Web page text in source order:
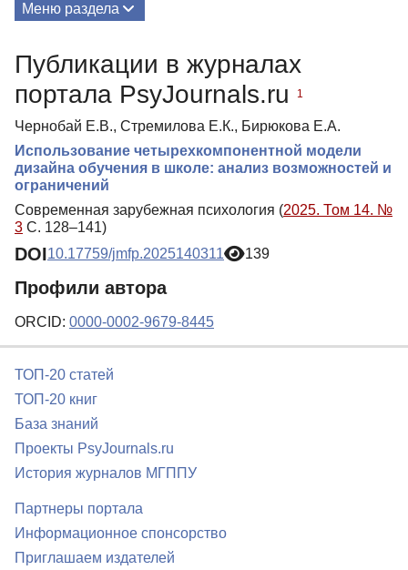
Меню раздела
Публикации в журналах
портала PsyJournals.ru
1
Чернобай Е.В., Стремилова Е.К., Бирюкова Е.А.
Использование четырехкомпонентной модели
дизайна обучения в школе: анализ возможностей и
ограничений
Современная зарубежная психология (2025. Том 14. №
3 С. 128–141)
DOI10.17759/jmfp.2025140311 139
Профили автора
ORCID: 0000-0002-9679-8445
ТОП-20 статей
ТОП-20 книг
База знаний
Проекты PsyJournals.ru
История журналов МГППУ
Партнеры портала
Информационное спонсорство
Приглашаем издателей